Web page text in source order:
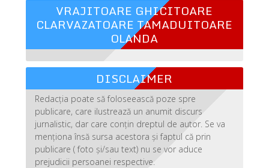
VRAJITOARE GHICITOARE
CLARVAZATOARE TAMADUITOARE
OLANDA
DISCLAIMER
Redacția poate să foloseească poze spre
publicare, care ilustrează un anumit discurs
jurnalistic, dar care conțin dreptul de autor. Se va
menționa însă sursa acestora și faptul că prin
publicare ( foto și/sau text) nu se vor aduce
prejudicii persoanei respective.